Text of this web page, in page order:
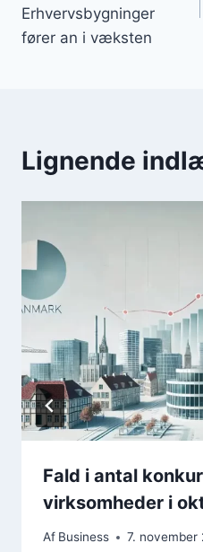
Erhvervsbygninger
fører an i væksten
Lignende
Fald i antal
virksomheder i
Af Business 7. november